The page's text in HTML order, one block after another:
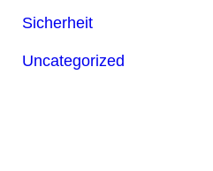
Sicherheit
Uncategorized